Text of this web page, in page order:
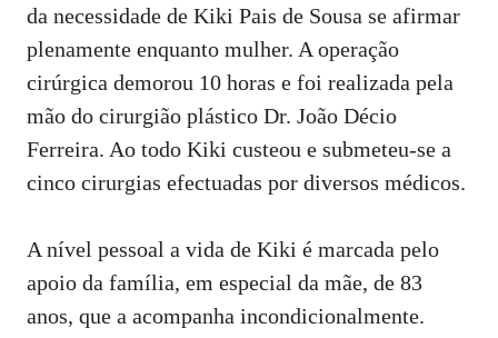
da necessidade de Kiki Pais de Sousa se afirmar
plenamente enquanto mulher. A operação
cirúrgica demorou 10 horas e foi realizada pela
mão do cirurgião plástico Dr. João Décio
Ferreira. Ao todo Kiki custeou e submeteu-se a
cinco cirurgias efectuadas por diversos médicos.
A nível pessoal a vida de Kiki é marcada pelo
apoio da família, em especial da mãe, de 83
anos, que a acompanha incondicionalmente.